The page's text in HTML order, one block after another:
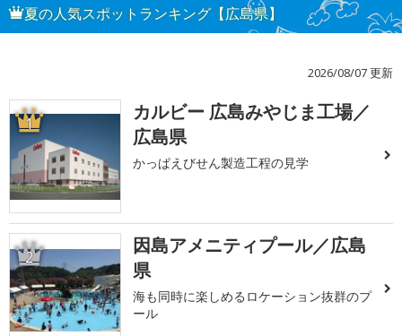
夏の人気スポットランキング【広島県】
2026/08/07 更新
1
カルビー 広島みやじま工場／
広島県
かっぱえびせん製造工程の見学
2
因島アメニティプール／広島
県
海も同時に楽しめるロケーション抜群のプ
ール